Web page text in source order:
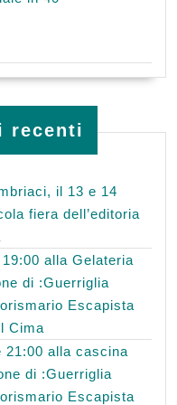
recenti
il 13 e 14
fiera dell’editoria
alla Gelateria
di :Guerriglia
Escapista
Cima
21:00 alla cascina
di :Guerriglia
Escapista